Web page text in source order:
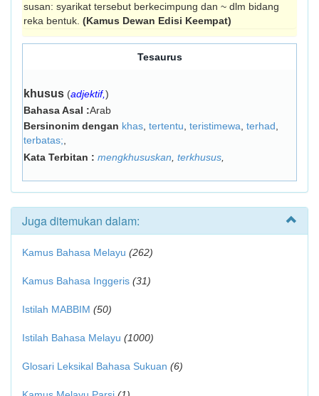
susan: syarikat tersebut berkecimpung dan ~ dlm bidang
reka bentuk. (Kamus Dewan Edisi Keempat)
Tesaurus
khusus (adjektif,)
Bahasa Asal :Arab
Bersinonim dengan khas tertentu teristimewa terhad
terbatas;
Kata Terbitan : mengkhususkan terkhusus
Juga ditemukan dalam:
Kamus Bahasa Melayu (262)
Kamus Bahasa Inggeris (31)
Istilah MABBIM (50)
Istilah Bahasa Melayu (1000)
Glosari Leksikal Bahasa Sukuan (6)